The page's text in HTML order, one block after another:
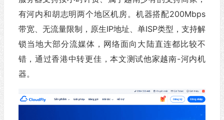
有河内和胡志明两个地区机房。机器搭配200Mbps
带宽、无流量限制，原生IP地址、单ISP类型，支持解
锁当地大部分流媒体，网络面向大陆直连都比较不
错，通过香港中转更佳，本文测试他家越南-河内机
器。